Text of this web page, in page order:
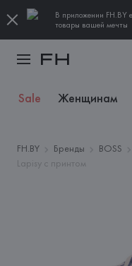
В приложении FH.BY
товары вашей мечты
Sale Женщинам
FH.BY Бренды BOSS
Lapisy с принтом